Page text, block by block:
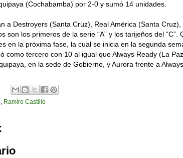
(Cochabamba) por 2-0 y sumó 14 unidades.
a Destroyers (Santa Cruz), Real América (Santa
son los primeros de la serie “A” y los tarijeños del
en la próxima fase, la cual se inicia en la segunda
como tercero con 10 al igual que Always Ready (La
en la sede de Gobierno, y Aurora frente a
Ramiro Castillo